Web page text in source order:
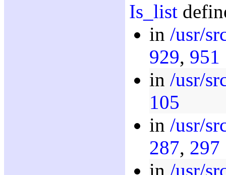
Is_list
in /usr/
929, 951
in /usr/
105
in /usr/
287, 297
in /usr/